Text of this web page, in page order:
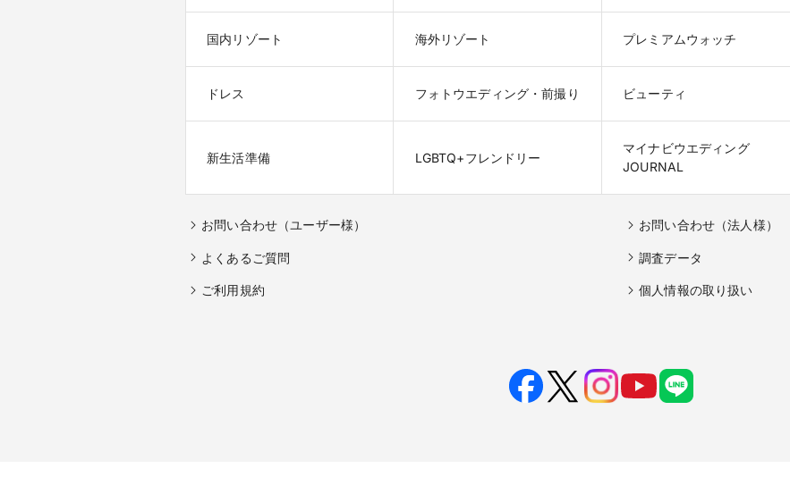
国内リゾート 海外リゾート プレミアムウォッチ
ドレス フォトウエディング・前撮り ビューティ
新生活準備 LGBTQ+フレンドリー
マイナビウエディング
JOURNAL
お問い合わせ（ユーザー様） お問い合わせ（法人様）
よくあるご質問 調査データ
ご利用規約 個人情報の取り扱い